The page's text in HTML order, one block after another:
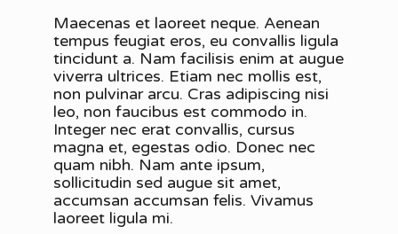
Maecenas et laoreet neque. Aenean
tempus feugiat eros, eu convallis ligula
tincidunt a. Nam facilisis enim at augue
viverra ultrices. Etiam nec mollis est,
non pulvinar arcu. Cras adipiscing nisi
leo, non faucibus est commodo in.
Integer nec erat convallis, cursus
magna et, egestas odio. Donec nec
quam nibh. Nam ante ipsum,
sollicitudin sed augue sit amet,
accumsan accumsan felis. Vivamus
laoreet ligula mi.